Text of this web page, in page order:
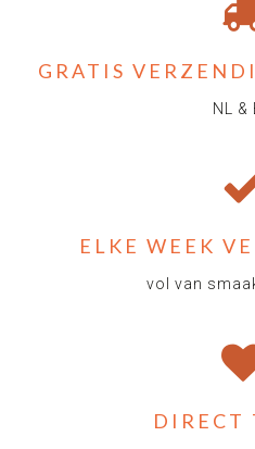
GRATIS
NL &
ELKE WEEK
vol van
DIRECT